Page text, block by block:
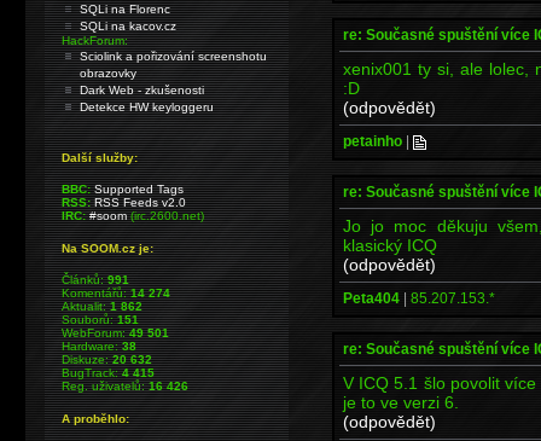
re: Současné spuštění více
xenix001 ty si, ale lolec,
:D
(odpovědět)
petainho |
re: Současné spuštění více
Jo jo moc děkuju
klasický ICQ
(odpovědět)
Peta404 | 85.207.153.*
re: Současné spuštění více
V ICQ 5.1 šlo povolit
je to ve verzi 6.
(odpovědět)
SQLi na Florenc
SQLi na kacov.cz
HackForum:
Sciolink a pořizování screenshotu
obrazovky
Dark Web - zkušenosti
Detekce HW keyloggeru
Další služby:
BBC: Supported Tags
RSS: RSS Feeds v2.0
IRC: #soom(irc.2600.net)
Na SOOM.cz je:
Článků:991
Komentářů:14 274
Aktualit:1 862
Souborů:151
WebForum:49 501
Hardware:38
Diskuze:20 632
BugTrack:4 415
Reg. uživatelů:16 426
A proběhlo: